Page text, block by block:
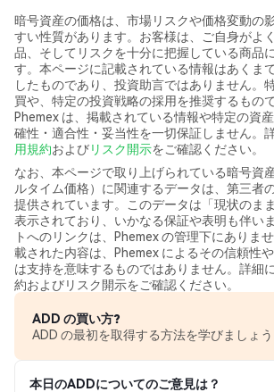
暗号資産の価格は、市場リスクや価格変動の
すい性質があります。お客様は、ご自身がよ
品、そしてリスクを十分に把握している商品
す。本ページに記載されている情報はあくま
したものであり、投資助言ではありません。
買や、特定の投資戦略の採用を推奨するもの
Phemex は、掲載されている情報や特定の資
確性・適合性・妥当性を一切保証しません。
用規約およびリスク開示をご確認ください。
なお、本ページで取り上げられている暗号資
ルタイム価格）に関連するデータは、第三者
提供されています。このデータは「現状のま
表示されており、いかなる保証や表明も伴い
トへのリンクは、Phemex の管理下にありま
載された内容は、Phemex によるその信頼性
は支持を意味するものではありません。詳細
約およびリスク開示をご確認ください。
ADD の買い方?
ADD の最初を取得する方法を学びましょう
本日のADDについてのご意見は？